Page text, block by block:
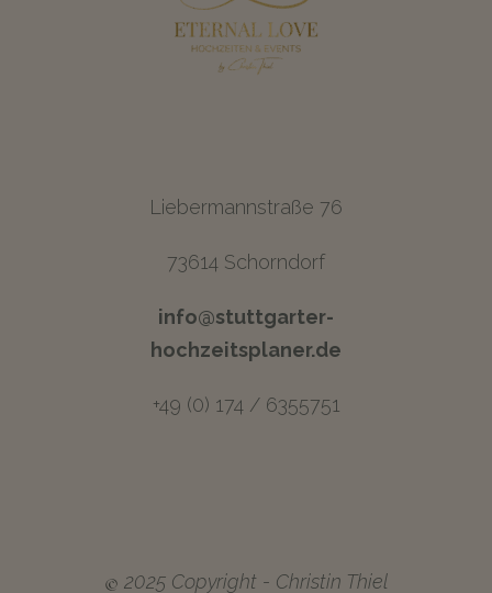
Liebermannstraße 76
73614 Schorndorf
info@stuttgarter-
hochzeitsplaner.de
+49 (0) 174 / 6355751
© 2025 Copyright - Christin Thiel